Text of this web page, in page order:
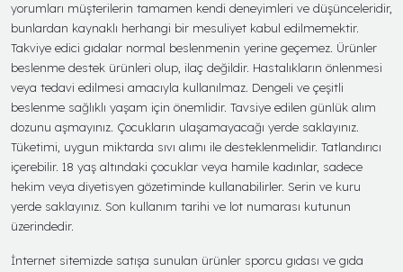
yorumları müşterilerin tamamen kendi deneyimleri ve düşünceleridir,
bunlardan kaynaklı herhangi bir mesuliyet kabul edilmemektir.
Takviye edici gıdalar normal beslenmenin yerine geçemez. Ürünler
beslenme destek ürünleri olup, ilaç değildir. Hastalıkların önlenmesi
veya tedavi edilmesi amacıyla kullanılmaz. Dengeli ve çeşitli
beslenme sağlıklı yaşam için önemlidir. Tavsiye edilen günlük alım
dozunu aşmayınız. Çocukların ulaşamayacağı yerde saklayınız.
Tüketimi, uygun miktarda sıvı alımı ile desteklenmelidir. Tatlandırıcı
içerebilir. 18 yaş altındaki çocuklar veya hamile kadınlar, sadece
hekim veya diyetisyen gözetiminde kullanabilirler. Serin ve kuru
yerde saklayınız. Son kullanım tarihi ve lot numarası kutunun
üzerindedir.
İnternet sitemizde satışa sunulan ürünler sporcu gıdası ve gıda